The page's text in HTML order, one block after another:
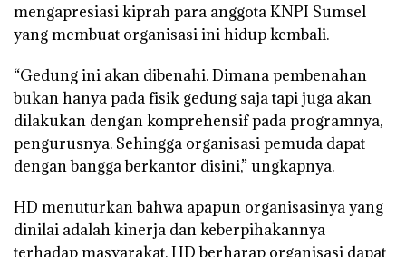
mengapresiasi kiprah para anggota KNPI Sumsel
yang membuat organisasi ini hidup kembali.
“Gedung ini akan dibenahi. Dimana pembenahan
bukan hanya pada fisik gedung saja tapi juga akan
dilakukan dengan komprehensif pada programnya,
pengurusnya. Sehingga organisasi pemuda dapat
dengan bangga berkantor disini,” ungkapnya.
HD menuturkan bahwa apapun organisasinya yang
dinilai adalah kinerja dan keberpihakannya
terhadap masyarakat. HD berharap organisasi dapat